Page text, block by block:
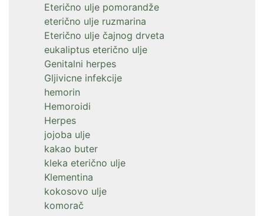
Eterično ulje pomorandže
eterično ulje ruzmarina
Eterično ulje čajnog drveta
eukaliptus eterično ulje
Genitalni herpes
Gljivicne infekcije
hemorin
Hemoroidi
Herpes
jojoba ulje
kakao buter
kleka eterično ulje
Klementina
kokosovo ulje
komorač